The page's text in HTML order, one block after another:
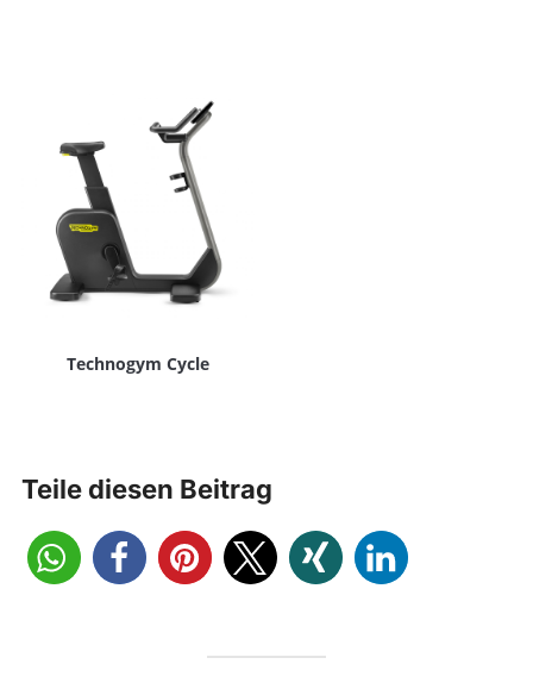
Technogym Cycle
Teile diesen Beitrag